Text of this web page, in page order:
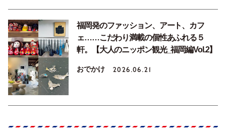
福岡発のファッション、アート、カフ
ェ……こだわり満載の個性あふれる５
軒。【大人のニッポン観光_福岡編Vol.2】
おでかけ 2026.06.21